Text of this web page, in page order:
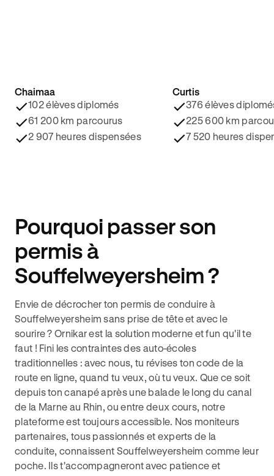
4.8/5 ⭐️
Chaimaa
102 élèves diplomés
61 200 km parcourus
2 907 heures dispensées
4.9/5 ⭐️
Curtis
376 élèves
225 600 km
7 520 heures
Pourquoi passer son
permis à
Souffelweyersheim ?
Envie de décrocher ton permis de conduire à
Souffelweyersheim sans prise de tête et avec le
sourire ? Ornikar est la solution moderne et fun qu'il te
faut ! Fini les contraintes des auto-écoles
traditionnelles : avec nous, tu révises ton code de la
route en ligne, quand tu veux, où tu veux. Que ce soit
depuis ton canapé après une balade le long du canal
de la Marne au Rhin, ou entre deux cours, notre
plateforme est toujours accessible. Nos moniteurs
partenaires, tous passionnés et experts de la
conduite, connaissent Souffelweyersheim comme leur
poche. Ils t'accompagneront avec patience et